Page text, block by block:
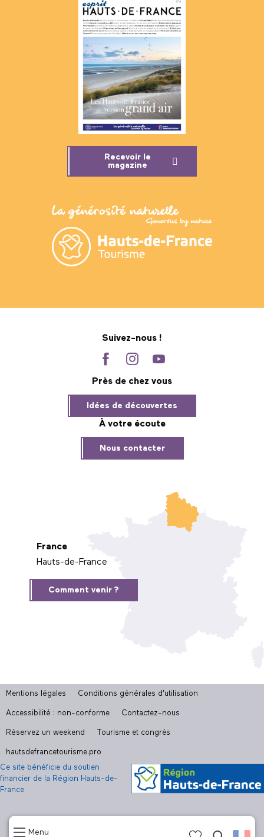
Menu
Recevoir le
magazine
Suivez-nous !
Près de chez vous
Idées de découvertes
À votre écoute
Nous contacter
France
Hauts-de-France
Comment venir ?
Mentions légales Conditions générales d'utilisation
Accessibilité : non-conforme Contactez-nous
Réservez un weekend Tourisme et congrès
hautsdefrancetourisme.pro
Ce site bénéficie du soutien
financier de la Région Hauts-de-
France